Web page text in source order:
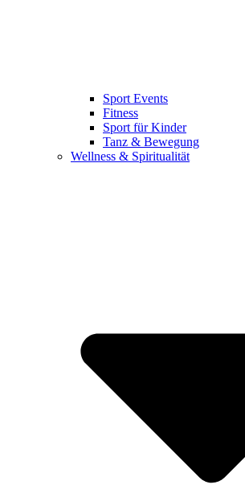
Sport Events
Fitness
Sport für Kinder
Tanz & Bewegung
Wellness & Spiritualität